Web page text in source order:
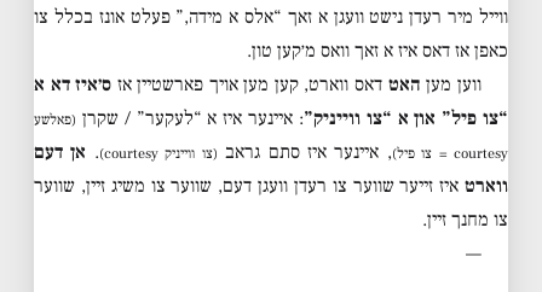
ווייל מיר רעדן נישט וועגן א זאך “אלס א מידה,” פעלט אונז בכלל צו
כאפן אז דאס איז א זאך וואס מ׳קען טון.
ווען מען האט דאס ווארט, קען מען אויך פארשטיין אז ס׳איז דא א
“צו פיל” און א “צו ווייניק”: איינער איז א “לעקער” / שקרן (פאלשע
courtesy = צו פיל)
, איינער איז סתם גראב (צו ווייניק courtesy) . אן דעם
ווארט איז זייער שווער צו רעדן וועגן דעם, שווער צו משיג זיין, שווער
צו מחנך זיין.
—